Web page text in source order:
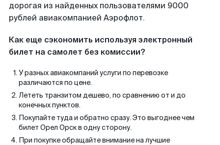
дорогая из найденных пользователями 9000
рублей авиакомпанией Аэрофлот.
Как еще сэкономить используя электронный
билет на самолет без комиссии?
У разных авиакомпаний услуги по перевозке
различаются по цене.
Лететь транзитом дешево, по сравнению от и до
конечных пунктов.
Покупайте туда и обратно сразу. Это выгоднее чем
билет Орел Орск в одну сторону.
При покупке обращайте внимание на лучшие